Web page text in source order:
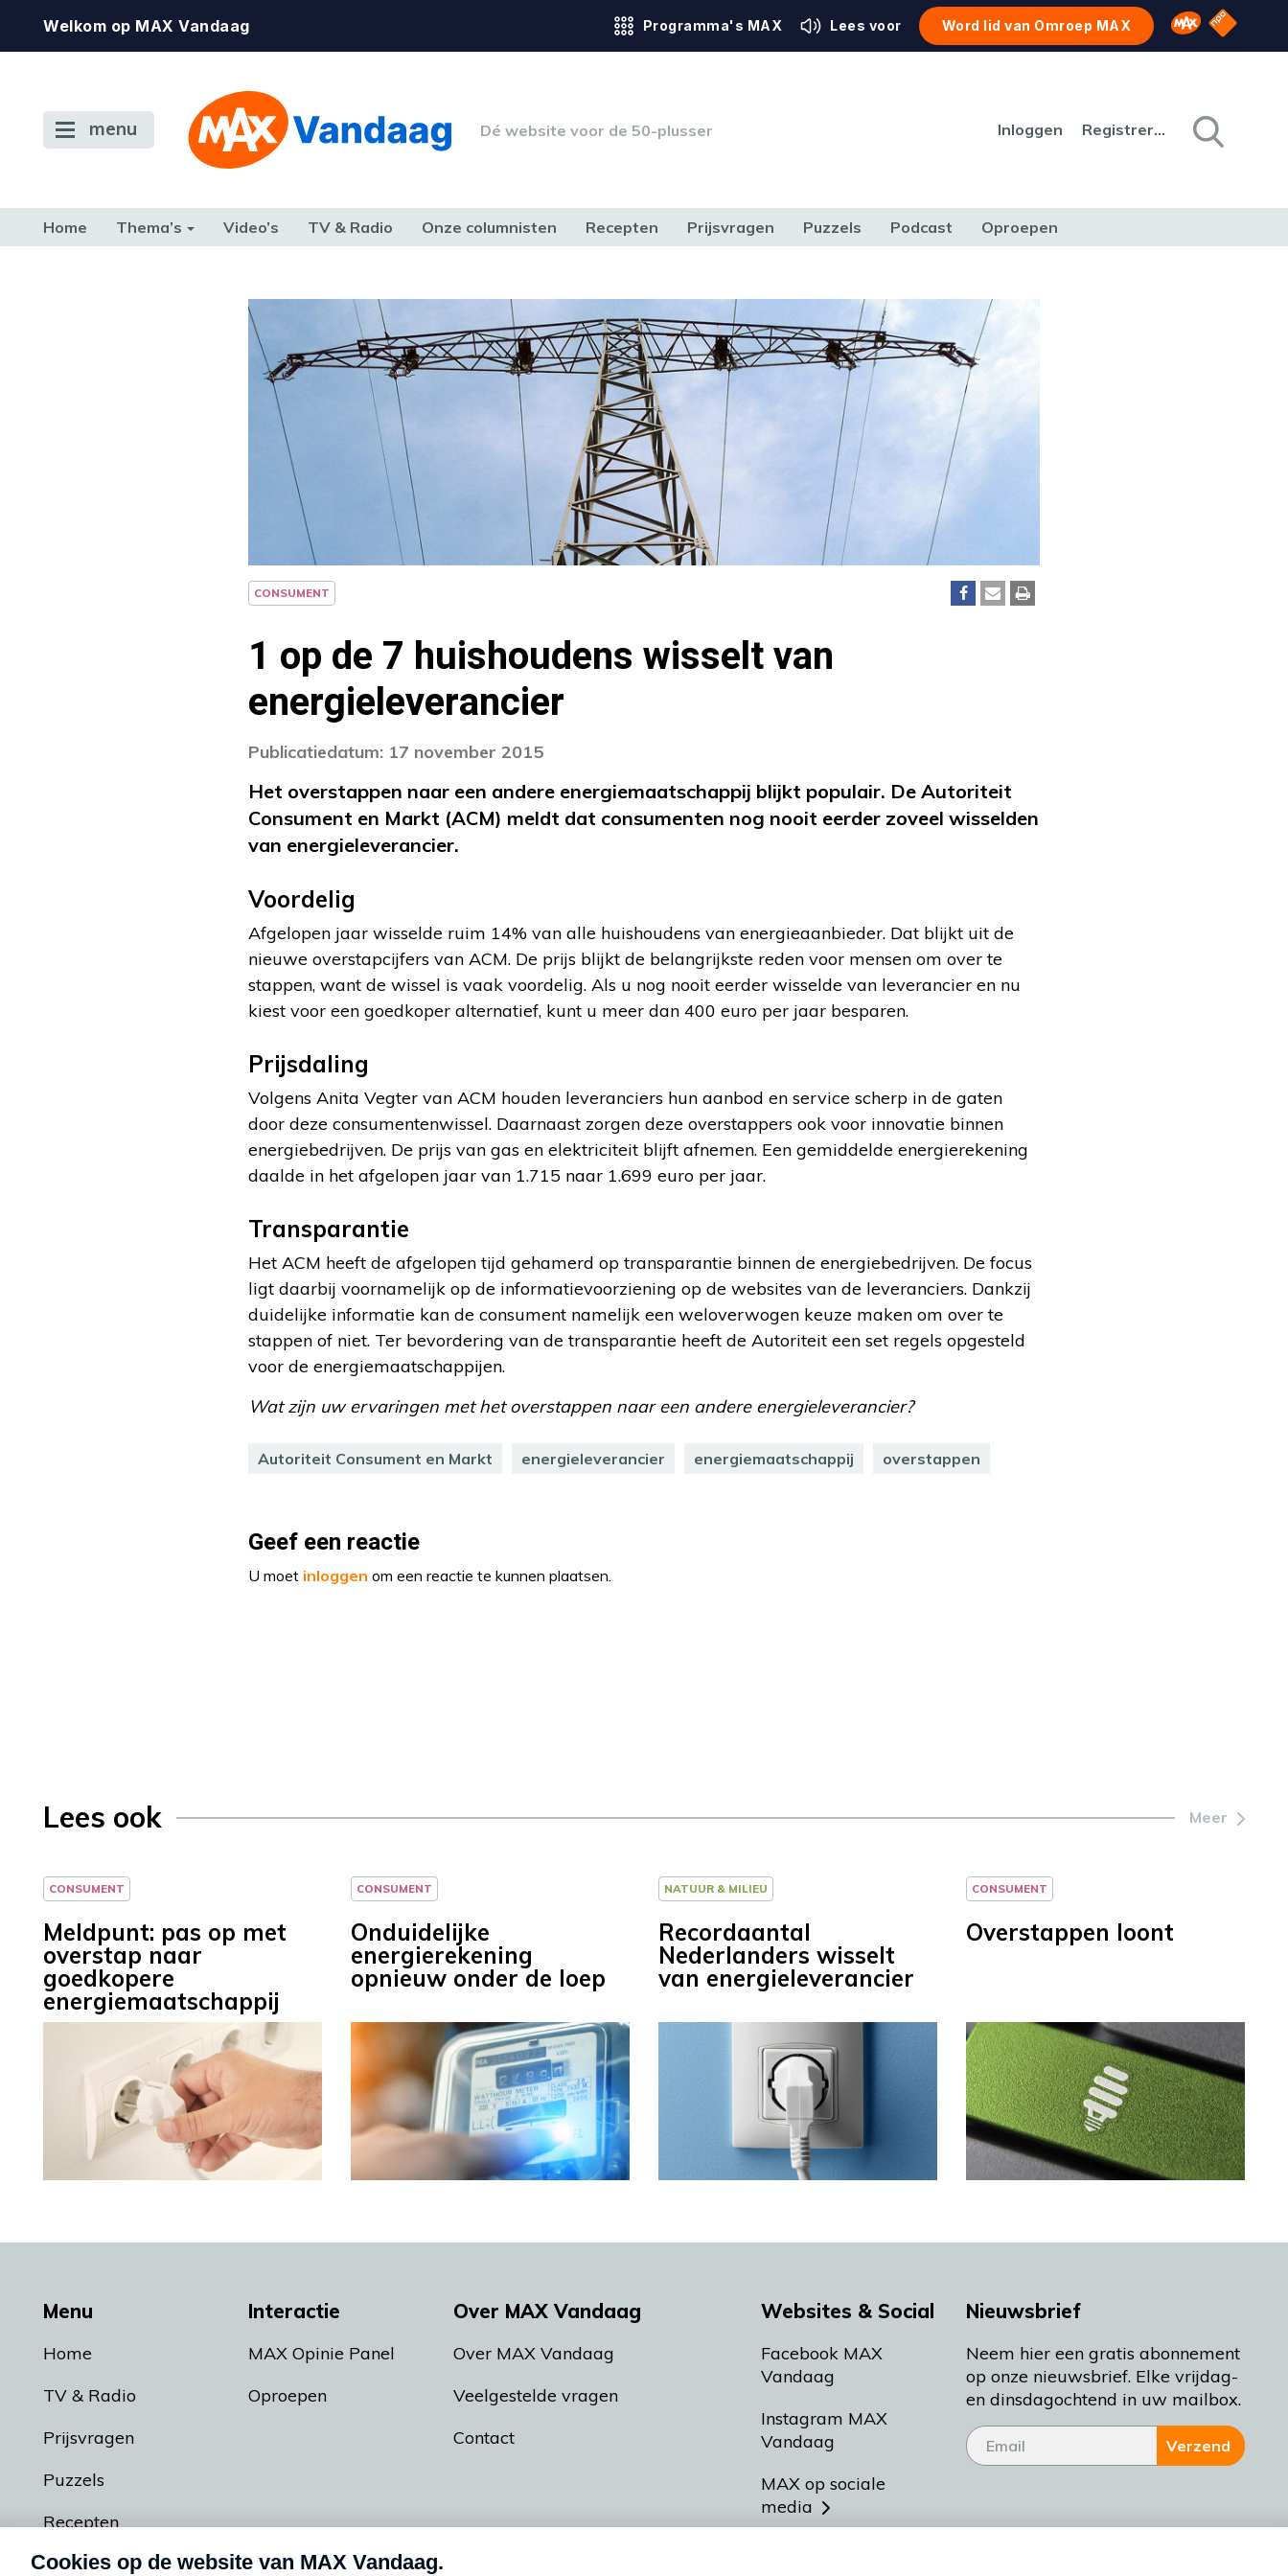
Welkom op MAX Vandaag Programma's MAX Lees voor Word lid van Omroep MAX Omroep MAX
NPO
menu Dé website voor de 50-plusser Inloggen Registreren
Home Thema’s Video’s TV & Radio Onze columnisten Recepten Prijsvragen Puzzels Podcast Oproepen
CONSUMENT
1 op de 7 huishoudens wisselt van
energieleverancier
Publicatiedatum: 17 november 2015
Het overstappen naar een andere energiemaatschappij blijkt populair. De Autoriteit
Consument en Markt (ACM) meldt dat consumenten nog nooit eerder zoveel wisselden
van energieleverancier.
Voordelig
Afgelopen jaar wisselde ruim 14% van alle huishoudens van energieaanbieder. Dat blijkt uit de
nieuwe overstapcijfers van ACM. De prijs blijkt de belangrijkste reden voor mensen om over te
stappen, want de wissel is vaak voordelig. Als u nog nooit eerder wisselde van leverancier en nu
kiest voor een goedkoper alternatief, kunt u meer dan 400 euro per jaar besparen.
Prijsdaling
Volgens Anita Vegter van ACM houden leveranciers hun aanbod en service scherp in de gaten
door deze consumentenwissel. Daarnaast zorgen deze overstappers ook voor innovatie binnen
energiebedrijven. De prijs van gas en elektriciteit blijft afnemen. Een gemiddelde energierekening
daalde in het afgelopen jaar van 1.715 naar 1.699 euro per jaar.
Transparantie
Het ACM heeft de afgelopen tijd gehamerd op transparantie binnen de energiebedrijven. De focus
ligt daarbij voornamelijk op de informatievoorziening op de websites van de leveranciers. Dankzij
duidelijke informatie kan de consument namelijk een weloverwogen keuze maken om over te
stappen of niet. Ter bevordering van de transparantie heeft de Autoriteit een set regels opgesteld
voor de energiemaatschappijen.
Wat zijn uw ervaringen met het overstappen naar een andere energieleverancier?
Autoriteit Consument en Markt energieleverancier energiemaatschappij overstappen
Geef een reactie
U moet inloggen om een reactie te kunnen plaatsen.
Lees ook Meer
CONSUMENT
Meldpunt: pas op met
overstap naar
goedkopere
energiemaatschappij
CONSUMENT
Onduidelijke
energierekening
opnieuw onder de loep
NATUUR & MILIEU
Recordaantal
Nederlanders wisselt
van energieleverancier
CONSUMENT
Overstappen loont
Menu
Home
TV & Radio
Prijsvragen
Puzzels
Recepten
Podcasts
Interactie
MAX Opinie Panel
Oproepen
Over MAX Vandaag
Over MAX Vandaag
Veelgestelde vragen
Contact
Websites & Social
Facebook MAX
Vandaag
Instagram MAX
Vandaag
MAX op sociale
media
Nieuwsbrief
Neem hier een gratis abonnement
op onze nieuwsbrief. Elke vrijdag-
en dinsdagochtend in uw mailbox.
Verzend